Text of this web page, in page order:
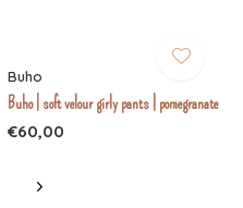
Buho
Buho | soft velour girly pants | pomegranate
€60,00